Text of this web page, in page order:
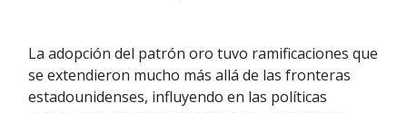
La adopción del patrón oro tuvo ramificaciones que
se extendieron mucho más allá de las fronteras
estadounidenses, influyendo en las políticas